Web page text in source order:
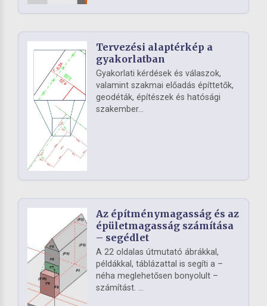
Tervezési alaptérkép a
gyakorlatban
Gyakorlati kérdések és válaszok,
valamint szakmai előadás építtetők,
geodéták, építészek és hatósági
szakember...
Az építménymagasság és az
épületmagasság számítása
– segédlet
A 22 oldalas útmutató ábrákkal,
példákkal, táblázattal is segíti a –
néha meglehetősen bonyolult –
számítást. ...